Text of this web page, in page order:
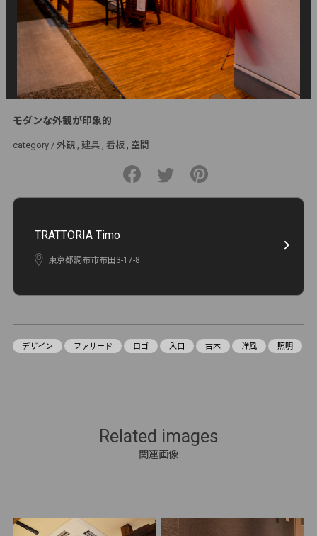
モダンな外観が印象的
category / 外観 建具 看板 空間
TRATTORIA Timo
東京都調布市布田3-17-8
デザイン ファサード ロゴ 入口 古木 洋風 照明
Related images
関連画像